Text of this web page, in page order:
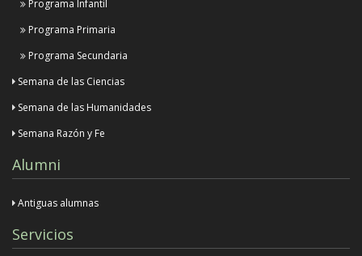
Programa Infantil
Programa Primaria
Programa Secundaria
Semana de las Ciencias
Semana de las Humanidades
Semana Razón y Fe
Alumni
Antiguas alumnas
Servicios